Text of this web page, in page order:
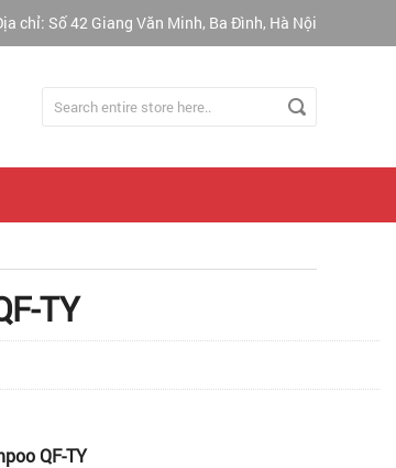
chỉ: Số 42 Giang Văn Minh, Ba Đình, Hà Nội
TY
QF-TY